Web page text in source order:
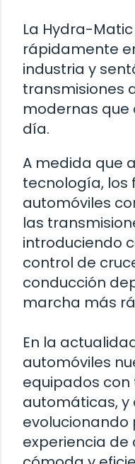
La Hydra-
rápidamente
industria y
transmisiones
modernas que
día.
A medida que
tecnología, los
automóviles
las
introduciendo
control de
conducción
marcha más
En la
automóviles
equipados
automáticas,
evolucionando
experiencia de